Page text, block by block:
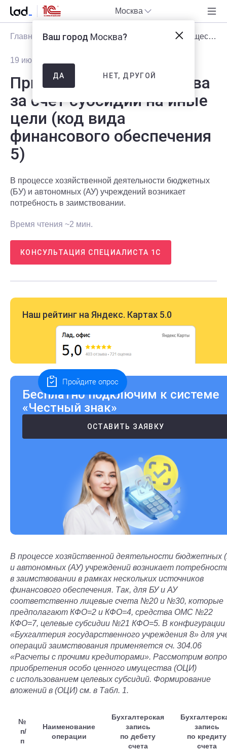
Москва
Главная Блог Статьи Приобретение имущества за счет субсидий на иные цели (код вида финансового обеспечения 5)
19 июня 2013
Приобретение имущества
за счет субсидий на иные
цели (код вида
финансового обеспечения
5)
В процессе хозяйственной деятельности бюджетных
(БУ) и автономных (АУ) учреждений возникает
потребность в заимствовании.
Время чтения ~2 мин.
КОНСУЛЬТАЦИЯ СПЕЦИАЛИСТА 1С
Наш рейтинг на Яндекс. Картах 5.0
Бесплатно подключим к системе
«Честный знак»
ОСТАВИТЬ ЗАЯВКУ
В процессе хозяйственной деятельности бюджетных
и автономных (АУ) учреждений возникает
в заимствовании в рамках нескольких источников
финансового обеспечения. Так, для БУ и АУ
соответственно лицевые счета №20 и №30, которые
предполагают КФО=2 и КФО=4, средства ОМС №22
КФО=7, целевые субсидии №21 КФО=5. В конфигурации
«Бухгалтерия государственного учреждения 8» для
операций заимствования применяется сч. 304.06
«Расчеты с прочими кредиторами». Рассмотрим
приобретения особо ценного имущества (ОЦИ)
с использованием целевых субсидий. Формирование
вложений в (ОЦИ) см. в Табл. 1.
№
п/
п
Наименование
операции
Бухгалтерская
запись
по дебету
счета
запись
по кредиту
счета
Ваш город Москва?
ДА НЕТ, ДРУГОЙ
Пройдите опрос